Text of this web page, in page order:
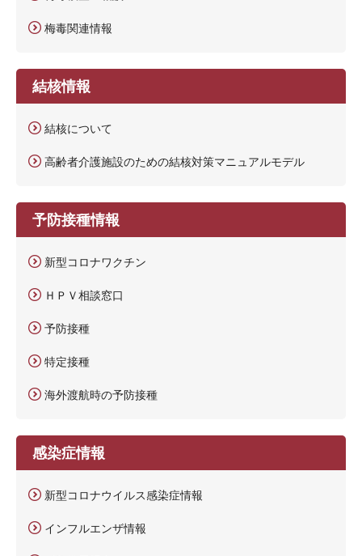
梅毒関連情報
結核情報
結核について
高齢者介護施設のための結核対策マニュアルモデル
予防接種情報
新型コロナワクチン
ＨＰＶ相談窓口
予防接種
特定接種
海外渡航時の予防接種
感染症情報
新型コロナウイルス感染症情報
インフルエンザ情報